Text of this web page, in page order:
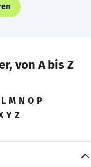
von A bis Z
L M N O P
Y Z